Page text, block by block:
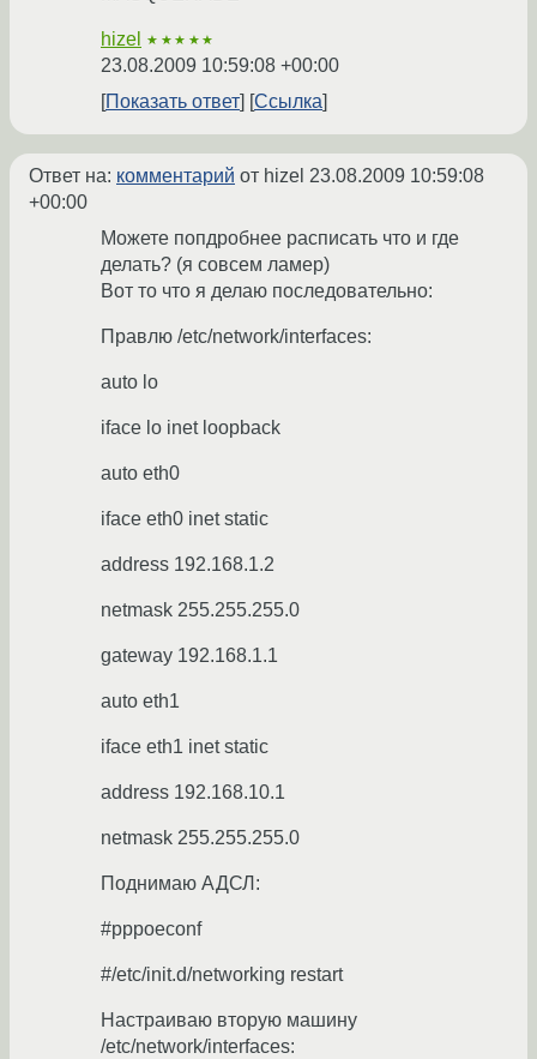
hizel ★★★★★
23.08.2009 10:59:08 +00:00
Показать ответ
Ссылка
Ответ на: комментарий от hizel 23.08.2009 10:59:08
+00:00
Можете попдробнее расписать что и где
делать? (я совсем ламер)
Вот то что я делаю последовательно:
Правлю /etc/network/interfaces:
auto lo
iface lo inet loopback
auto eth0
iface eth0 inet static
address 192.168.1.2
netmask 255.255.255.0
gateway 192.168.1.1
auto eth1
iface eth1 inet static
address 192.168.10.1
netmask 255.255.255.0
Поднимаю АДСЛ:
#pppoeconf
#/etc/init.d/networking restart
Настраиваю вторую машину
/etc/network/interfaces: